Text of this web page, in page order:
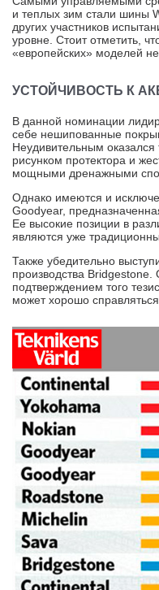
и теплых зим стали шины
других участников
уровне. Стоит отметить,
«европейских» моделей
УСТОЙЧИВОСТЬ К
В данной номинации
себе нешипованные
Неудивительным
рисунком протектора и
мощными дренажными
Однако имеются и
Goodyear,
Ее высокие позиции в
являются уже
Также убедительно
производства
подтверждением того
может хорошо